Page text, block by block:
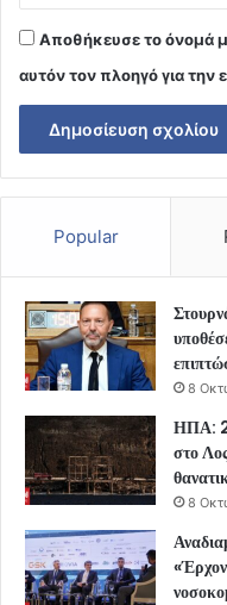
Αποθήκευσε το όνομά
αυτόν τον πλοηγό για
Popular
8
ΗΠΑ:
στο
8